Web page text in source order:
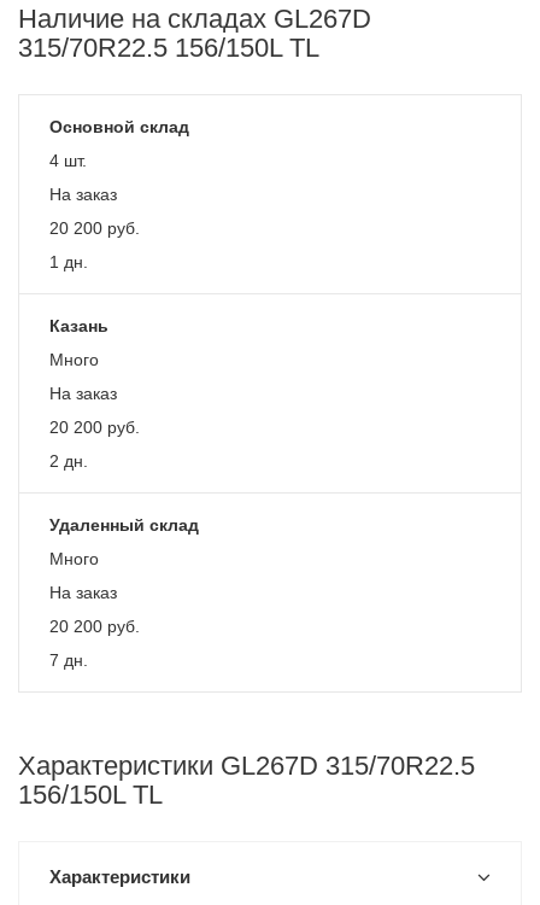
Наличие на складах GL267D
315/70R22.5 156/150L TL
Основной склад
4 шт.
На заказ
20 200 руб.
1 дн.
Казань
Много
На заказ
20 200 руб.
2 дн.
Удаленный склад
Много
На заказ
20 200 руб.
7 дн.
Характеристики GL267D 315/70R22.5
156/150L TL
Характеристики